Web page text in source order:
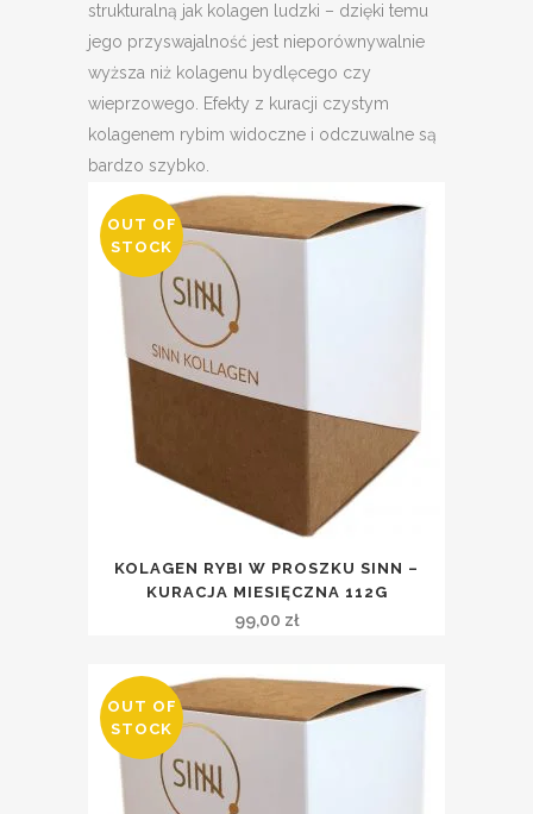
strukturalną jak kolagen ludzki – dzięki temu
jego przyswajalność jest nieporównywalnie
wyższa niż kolagenu bydlęcego czy
wieprzowego. Efekty z kuracji czystym
kolagenem rybim widoczne i odczuwalne są
bardzo szybko.
OUT OF
STOCK
KOLAGEN RYBI W PROSZKU SINN –
KURACJA MIESIĘCZNA 112G
99,00 zł
OUT OF
STOCK